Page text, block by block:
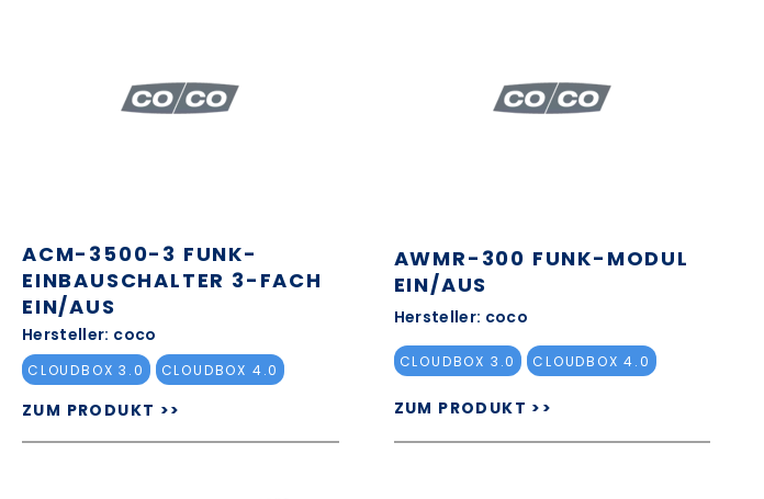
ACM-3500-3 FUNK-
EINBAUSCHALTER 3-FACH
EIN/AUS
Hersteller: coco
CLOUDBOX 3.0 CLOUDBOX 4.0
ZUM PRODUKT >>
AWMR-300 FUNK-MODUL
EIN/AUS
Hersteller: coco
CLOUDBOX 3.0 CLOUDBOX 4.0
ZUM PRODUKT >>